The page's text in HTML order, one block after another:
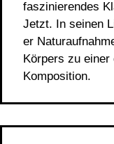
faszinierendes
Jetzt. In seinen
er
Körpers zu
Komposition.